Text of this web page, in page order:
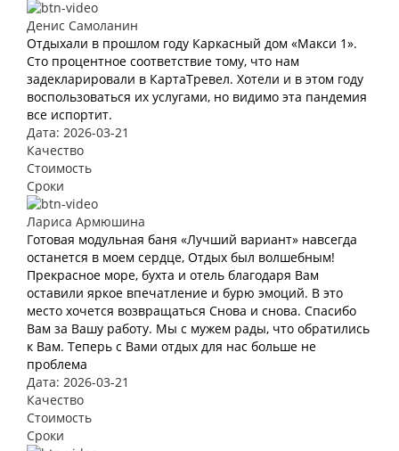
Денис Самоланин
Отдыхали в прошлом году Каркасный дом «Макси 1».
Сто процентное соответствие тому, что нам
задекларировали в КартаТревел. Хотели и в этом году
воспользоваться их услугами, но видимо эта пандемия
все испортит.
Дата: 2026-03-21
Качество
Стоимость
Сроки
Лариса Армюшина
Готовая модульная баня «Лучший вариант» навсегда
останется в моем сердце, Отдых был волшебным!
Прекрасное море, бухта и отель благодаря Вам
оставили яркое впечатление и бурю эмоций. В это
место хочется возвращаться Снова и снова. Спасибо
Вам за Вашу работу. Мы с мужем рады, что обратились
к Вам. Теперь с Вами отдых для нас больше не
проблема
Дата: 2026-03-21
Качество
Стоимость
Сроки